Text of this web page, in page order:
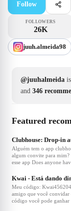
Follow
FOLLOWERS
26K
juuh.almeida98
@juuhalmeida
and 346
Featured
❤202
Clubhouse: Drop-in
Alguém tem o app
algum convite para mim? 🥺 Quero
esse app Does anyone have the clubhouse
want to use this app ¿Alguien tiene la
invitación para mí? 🥺
aplicación #clubhouse ❤️
❤94
Kwai - Está dando
Meu código: Kwai456204148 A cada
amigo que você convidar
código você pode ganhar
❤85